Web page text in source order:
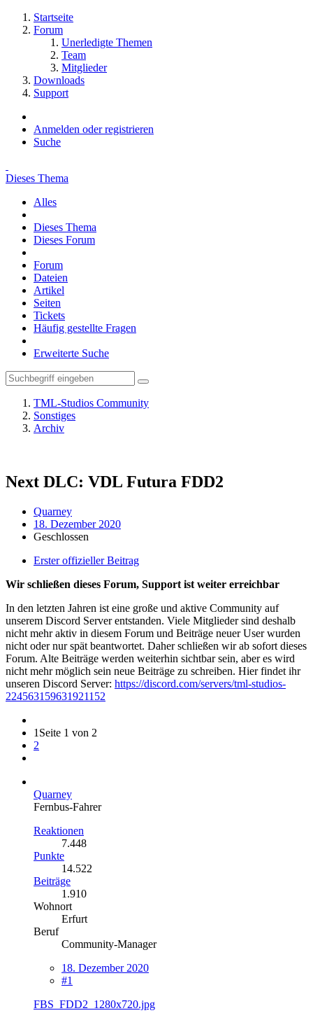
Startseite
Forum
Unerledigte Themen
Team
Mitglieder
Downloads
Support
Anmelden oder registrieren
Suche
Dieses Thema
Alles
Dieses Thema
Dieses Forum
Forum
Dateien
Artikel
Seiten
Tickets
Häufig gestellte Fragen
Erweiterte Suche
TML-Studios Community
Sonstiges
Archiv
Next DLC: VDL Futura FDD2
Quarney
18. Dezember 2020
Geschlossen
Erster offizieller Beitrag
Wir schließen dieses Forum, Support ist weiter erreichbar
In den letzten Jahren ist eine große und aktive Community auf
unserem Discord Server entstanden. Viele Mitglieder sind deshalb
nicht mehr aktiv in diesem Forum und Beiträge neuer User wurden
nicht oder nur spät beantwortet. Daher schließen wir ab sofort dieses
Forum. Alte Beiträge werden weiterhin sichtbar sein, aber es wird
nicht mehr möglich sein neue Beiträge zu schreiben. Hier findet ihr
unseren Discord Server: https://discord.com/servers/tml-studios-
224563159631921152
1 Seite 1 von 2
2
Quarney
Fernbus-Fahrer
Reaktionen
7.448
Punkte
14.522
Beiträge
1.910
Wohnort
Erfurt
Beruf
Community-Manager
18. Dezember 2020
#1
FBS_FDD2_1280x720.jpg